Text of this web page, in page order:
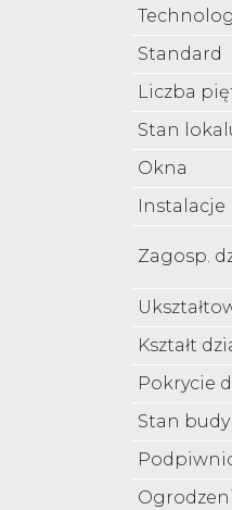
Standard
Liczba
Stan
Okna
Instalacje
Zagosp.
Kształt
Pokrycie
Stan